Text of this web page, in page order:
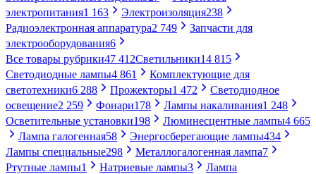
электропитания1 163 Электроизоляция238
Радиоэлектронная аппаратура2 749
Запчасти для
электрооборудования6
Все товары рубрики47 412Светильники14 815
Светодиодные лампы4 861
Комплектующие для
светотехники6 288 Прожекторы1 472
Светодиодное
освещение2 259 Фонари178 Лампы накаливания1 248
Осветительные установки198 Люминесцентные лампы4 665
Лампа галогенная58 Энергосберегающие лампы434
Лампы специальные298 Металлогалогенная лампа7
Ртутные лампы1 Натриевые лампы3
Лампа